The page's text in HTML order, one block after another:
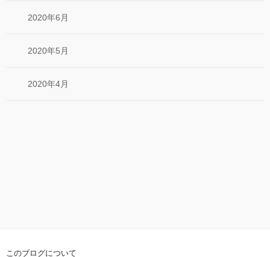
2020年6月
2020年5月
2020年4月
このブログについて